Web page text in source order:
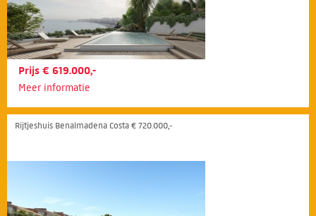
Prijs € 619.000,-
Meer informatie
Rijtjeshuis Benalmadena Costa € 720.000,-